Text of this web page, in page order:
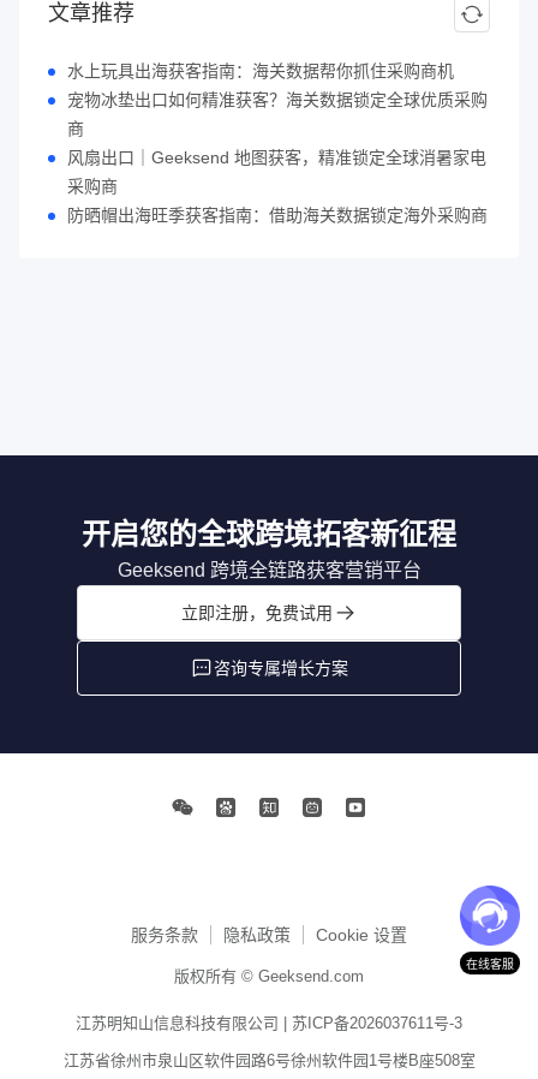
文章推荐
水上玩具出海获客指南：海关数据帮你抓住采购商机
宠物冰垫出口如何精准获客？海关数据锁定全球优质采购
商
风扇出口｜Geeksend 地图获客，精准锁定全球消暑家电
采购商
防晒帽出海旺季获客指南：借助海关数据锁定海外采购商
开启您的全球跨境拓客新征程
Geeksend 跨境全链路获客营销平台
立即注册，免费试用
咨询专属增长方案
服务条款 隐私政策 Cookie 设置
版权所有 © Geeksend.com
江苏明知山信息科技有限公司 | 苏ICP备2026037611号-3
江苏省徐州市泉山区软件园路6号徐州软件园1号楼B座508室
在线客服